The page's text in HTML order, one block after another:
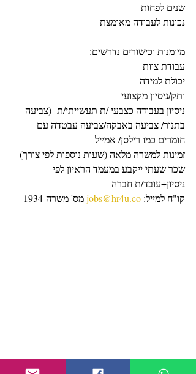
שנים לפחות
נכונות לעבודה מאומצת
מיומנות וכישורים נדרשים:
עבודת צוות
יכולת למידה
ותק/ניסיון מקצועי
ניסיון בעבודה כצבעי /ת תעשייתי/ת  (צביעה
בתנור/ צביעה באבקה/צביעה עבטדה עם
חומרים כמו רילסן/ אמייל
זמינות למשרה מלאה (שעות נוספות לפי צורך)
שכר שעתי ייקבע במעמד הראיון לפי
ניסיון+עובד/ת חברה
קו"ח למייל: jobs@hr4u.co מס' משרה-1934